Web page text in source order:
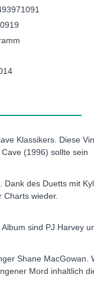
Klassikers. Diese
(1996) sollte sein
Dank des Duetts mit
Charts wieder.
sind PJ Harvey
Shane MacGowan.
Mord inhaltlich